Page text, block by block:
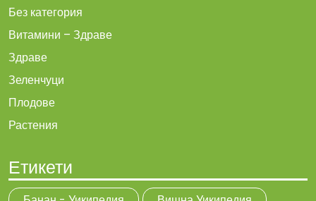
Без категория
Витамини – Здраве
Здраве
Зеленчуци
Плодове
Растения
Етикети